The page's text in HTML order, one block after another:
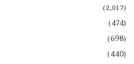
(2,017)
(474)
(698)
(440)